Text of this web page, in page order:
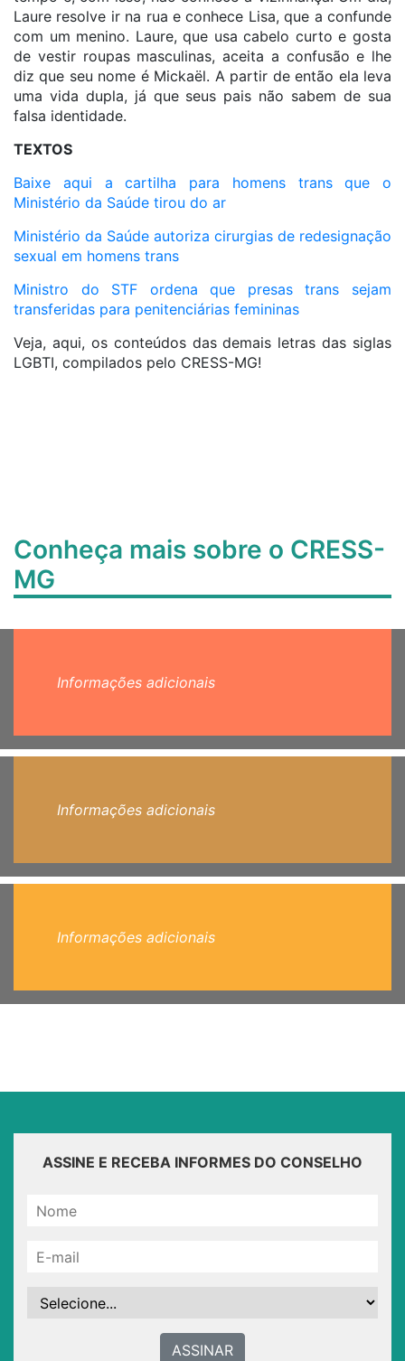
Laure resolve ir na rua e conhece Lisa, que a confunde
com um menino. Laure, que usa cabelo curto e gosta
de vestir roupas masculinas, aceita a confusão e lhe
diz que seu nome é Mickaël. A partir de então ela leva
uma vida dupla, já que seus pais não sabem de sua
falsa identidade.
TEXTOS
Baixe aqui a cartilha para homens trans que o
Ministério da Saúde tirou do ar
Ministério da Saúde autoriza cirurgias de redesignação
sexual em homens trans
Ministro do STF ordena que presas trans sejam
transferidas para penitenciárias femininas
Veja, aqui, os conteúdos das demais letras das siglas
LGBTI, compilados pelo CRESS-MG!
Conheça mais sobre o CRESS-
MG
Informações adicionais
Informações adicionais
Informações adicionais
ASSINE E RECEBA INFORMES DO CONSELHO
ASSINAR